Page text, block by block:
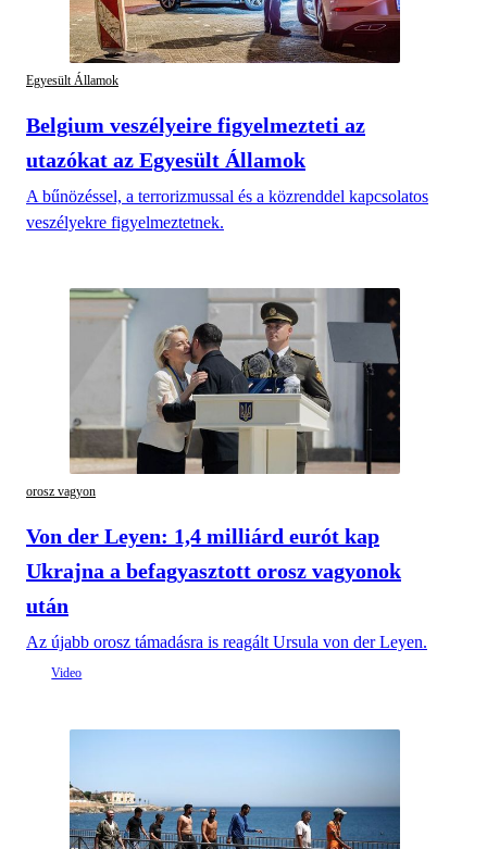
Egyesült Államok
Belgium veszélyeire figyelmezteti az
utazókat az Egyesült Államok
A bűnözéssel, a terrorizmussal és a közrenddel kapcsolatos
veszélyekre figyelmeztetnek.
orosz vagyon
Von der Leyen: 1,4 milliárd eurót kap
Ukrajna a befagyasztott orosz vagyonok
után
Az újabb orosz támadásra is reagált Ursula von der Leyen.